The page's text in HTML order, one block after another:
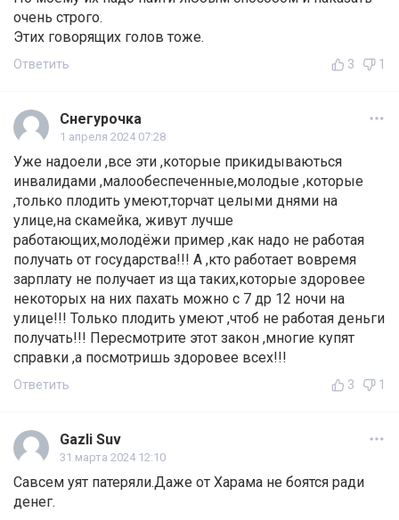
очень строго.
Этих говорящих голов тоже.
Ответить 3 1
Снегурочка
1 апреля 2024 07:28
Уже надоели ,все эти ,которые прикидываються
инвалидами ,малообеспеченные,молодые ,которые
,только плодить умеют,торчат целыми днями на
улице,на скамейка, живут лучше
работающих,молодёжи пример ,как надо не работая
получать от государства!!! А ,кто работает вовремя
зарплату не получает из ща таких,которые здоровее
некоторых на них пахать можно с 7 др 12 ночи на
улице!!! Только плодить умеют ,чтоб не работая деньги
получать!!! Пересмотрите этот закон ,многие купят
справки ,а посмотришь здоровее всех!!!
Ответить 3 1
Gazli Suv
31 марта 2024 12:10
Савсем уят патеряли.Даже от Харама не боятся ради
денег.